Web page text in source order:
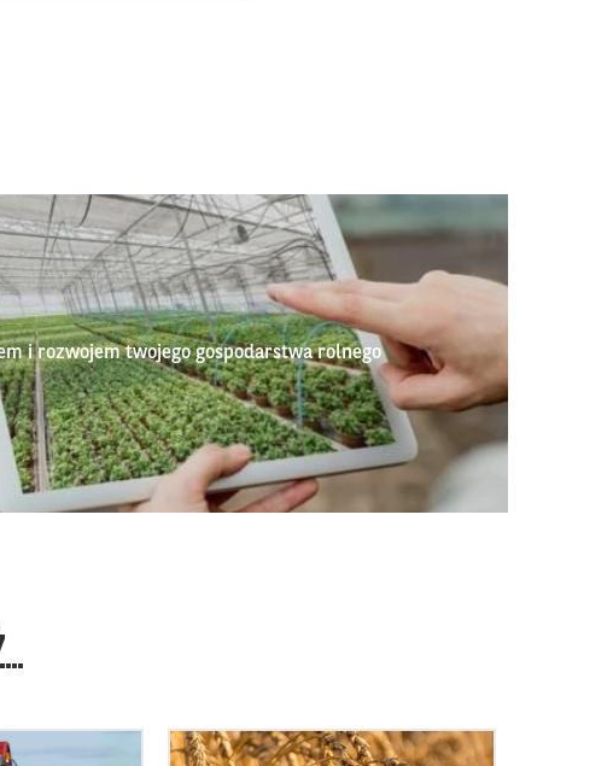
i rozwojem twojego gospodarstwa rolnego